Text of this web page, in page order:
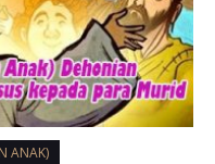
ANAK)